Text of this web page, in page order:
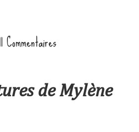
11 Commentaires
de Mylène